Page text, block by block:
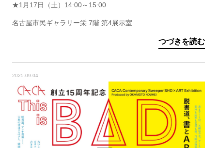
★1月17日（土）14:00～15:00
名古屋市民ギャラリー栄 7階 第4展示室
つづきを読む
2025.09.04